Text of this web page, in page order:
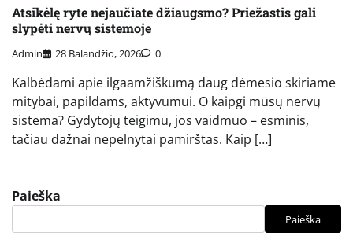
Atsikėlę ryte nejaučiate džiaugsmo? Priežastis gali
slypėti nervų sistemoje
Admin 28 Balandžio, 2026 0
Kalbėdami apie ilgaamžiškumą daug dėmesio skiriame
mitybai, papildams, aktyvumui. O kaipgi mūsų nervų
sistema? Gydytojų teigimu, jos vaidmuo – esminis,
tačiau dažnai nepelnytai pamirštas. Kaip […]
Paieška
Paieška